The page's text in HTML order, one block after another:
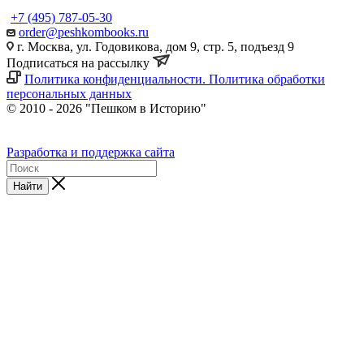
+7 (495) 787-05-30
order@peshkombooks.ru
г. Москва, ул. Годовикова, дом 9, стр. 5, подъезд 9
Подписаться на рассылку
Политика конфиденциальности. Политика обработки
персональных данных
© 2010 - 2026 "Пешком в Историю"
Разработка и поддержка сайта
Найти